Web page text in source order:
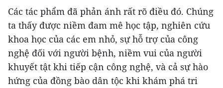
Các tác phẩm đã phản ánh rất rõ điều đó. Chúng
ta thấy được niềm đam mê học tập, nghiên cứu
khoa học của các em nhỏ, sự hỗ trợ của công
nghệ đối với người bệnh, niềm vui của người
khuyết tật khi tiếp cận công nghệ, và cả sự hào
hứng của đồng bào dân tộc khi khám phá tri